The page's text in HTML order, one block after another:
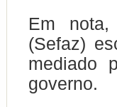
Em
(Sefaz)
mediado
governo.